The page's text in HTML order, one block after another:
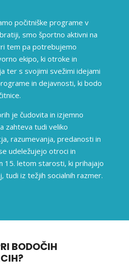
počitniške programe v
smo športno aktivni na
tem pa potrebujemo
ekipo, ki otroke in
ter s svojimi svežimi idejami
in dejavnosti, ki bodo
je čudovita in izjemno
zahteva tudi veliko
razumevanja, predanosti in
udeležujejo otroci in
15. letom starosti, ki prihajajo
tudi iz težjih socialnih razmer.
BODOČIH